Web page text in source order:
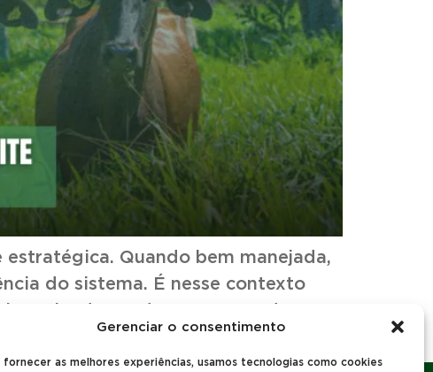
Gerenciar o consentimento
fornecer as melhores experiências, usamos tecnologias como cookies
Quando bem manejada,
do sistema. É nesse contexto
apoiando produtores em todo o